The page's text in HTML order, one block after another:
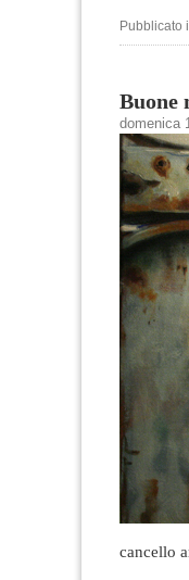
Pubblicato
Buone
domenica
cancello